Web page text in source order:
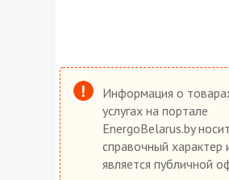
Информация о
услугах на портале
EnergoBelarus.by носит
справочный характер
является публичной